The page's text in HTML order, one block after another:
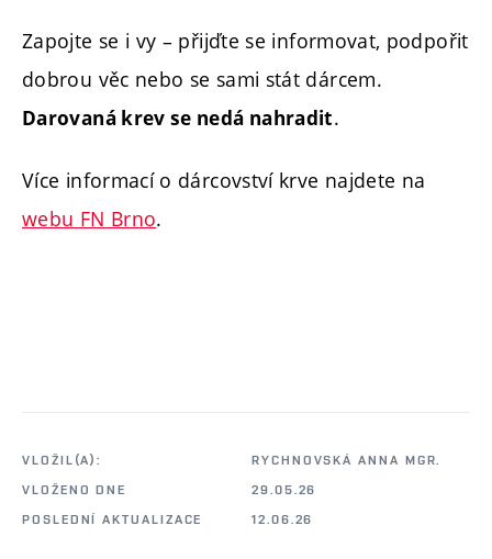
Zapojte se i vy – přijďte se informovat, podpořit
dobrou věc nebo se sami stát dárcem.
Darovaná krev se nedá nahradit.
Více informací o dárcovství krve najdete na
webu FN Brno.
VLOŽIL(A):
RYCHNOVSKÁ ANNA MGR.
VLOŽENO DNE
29.05.26
POSLEDNÍ AKTUALIZACE
12.06.26